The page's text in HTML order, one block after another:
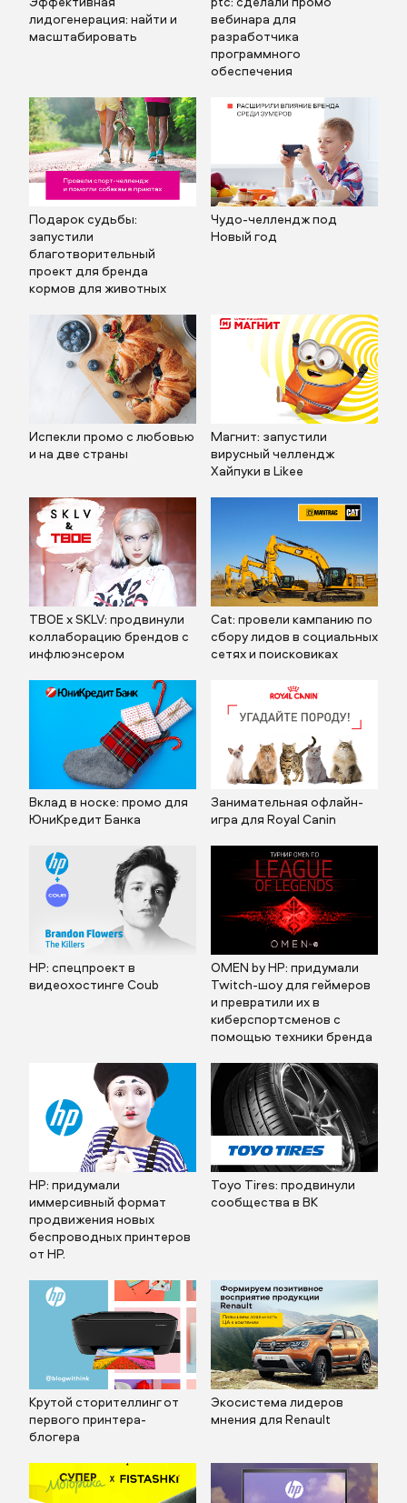
лидогенерация: найти и
масштабировать
вебинара для
разработчика
программного
обеспечения
Подарок судьбы:
запустили
благотворительный
проект для бренда
кормов для животных
Чудо-челлендж под
Новый год
Испекли промо с любовью
и на две страны
Магнит: запустили
вирусный челлендж
Хайпуки в Likee
ТВОЕ х SKLV: продвинули
коллаборацию брендов с
инфлюэнсером
Cat: провели кампанию по
сбору лидов в социальных
сетях и поисковиках
Вклад в носке: промо для
ЮниКредит Банка
Занимательная офлайн-
игра для Royal Canin
HP: спецпроект в
видеохостинге Coub
OMEN by НР: придумали
Twitch-шоу для геймеров
и превратили их в
киберспортсменов с
помощью техники бренда
HP: придумали
иммерсивный формат
продвижения новых
беспроводных принтеров
от HP.
Toyo Tires: продвинули
сообщества в ВК
Крутой сторителлинг от
первого принтера-
блогера
Экосистема лидеров
мнения для Renault
Описание
Прикрепить бриф
отправить заявку
отправить заявку